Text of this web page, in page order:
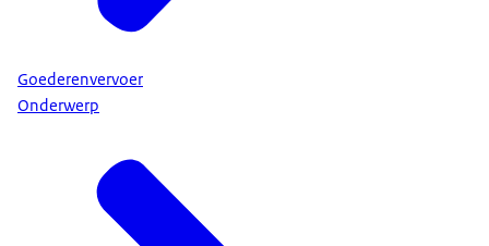
Goederenvervoer
Onderwerp